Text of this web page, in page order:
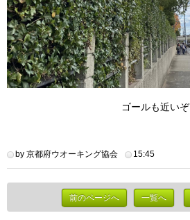
ゴールも近いぞ
by 京都府ウオーキング協会 15:45
前のページへ 一覧へ